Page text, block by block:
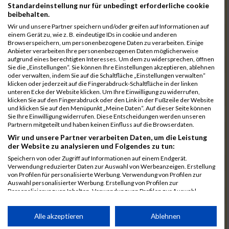
288
Engel
452
Wahl
00:31:14.2
374
Maurer
00:31:16.9
325
Jank 00:31:27.5
02:38:23
463
Wenzel
00:31:28.4
432
Schwarz
00:31:33.6
271
Brücker
00:31:49.5
Weiss
252
Bast 00:32:08.7
340
Korsa
00:32:14.1
275
Conde
00:32:26.2
Schramm
00:33:14.3
Standardeinstellung nur für unbedingt erforderliche cookie
beibehalten.
Wir und unsere Partner speichern und/oder greifen auf Informationen auf
einem Gerät zu, wie z. B. eindeutige IDs in cookie und anderen
Browserspeichern, um personenbezogene Daten zu verarbeiten. Einige
Anbieter verarbeiten Ihre personenbezogenen Daten möglicherweise
aufgrund eines berechtigten Interesses. Um dem zu widersprechen, öffnen
Sie die „Einstellungen“. Sie können Ihre Einstellungen akzeptieren, ablehnen
oder verwalten, indem Sie auf die Schaltfläche „Einstellungen verwalten“
klicken oder jederzeit auf die Fingerabdruck-Schaltfläche in der linken
unteren Ecke der Website klicken. Um Ihre Einwilligung zu widerrufen,
klicken Sie auf den Fingerabdruck oder den Link in der Fußzeile der Website
und klicken Sie auf den Menüpunkt „Meine Daten“. Auf dieser Seite können
Sie Ihre Einwilligung widerrufen. Diese Entscheidungen werden unseren
Partnern mitgeteilt und haben keinen Einfluss auf die Browserdaten.
Wir und unsere Partner verarbeiten Daten, um die Leistung
der Website zu analysieren und Folgendes zu tun:
Speichern von oder Zugriff auf Informationen auf einem Endgerät.
Verwendung reduzierter Daten zur Auswahl von Werbeanzeigen. Erstellung
von Profilen für personalisierte Werbung. Verwendung von Profilen zur
Auswahl personalisierter Werbung. Erstellung von Profilen zur
Personalisierung von Inhalten. Verwendung von Profilen zur Auswahl
Performance von Inhalten. Analyse von Zielgruppen durch Statistiken oder
Kombinationen von Daten aus verschiedenen Quellen. Entwicklung und
Alle akzeptieren Ablehnen